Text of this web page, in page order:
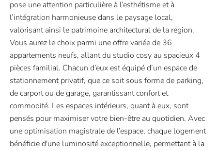
pose une attention particulière à l’esthétisme et à
l’intégration harmonieuse dans le paysage local,
valorisant ainsi le patrimoine architectural de la région.
Vous aurez le choix parmi une offre variée de 36
appartements neufs, allant du studio cosy au spacieux 4
pièces familial. Chacun d’eux est équipé d’un espace de
stationnement privatif, que ce soit sous forme de parking,
de carport ou de garage, garantissant confort et
commodité. Les espaces intérieurs, quant à eux, sont
pensés pour maximiser votre bien-être au quotidien. Avec
une optimisation magistrale de l’espace, chaque logement
bénéficie d'une luminosité exceptionnelle, permettant à la